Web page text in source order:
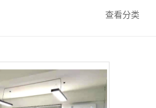
查看分类